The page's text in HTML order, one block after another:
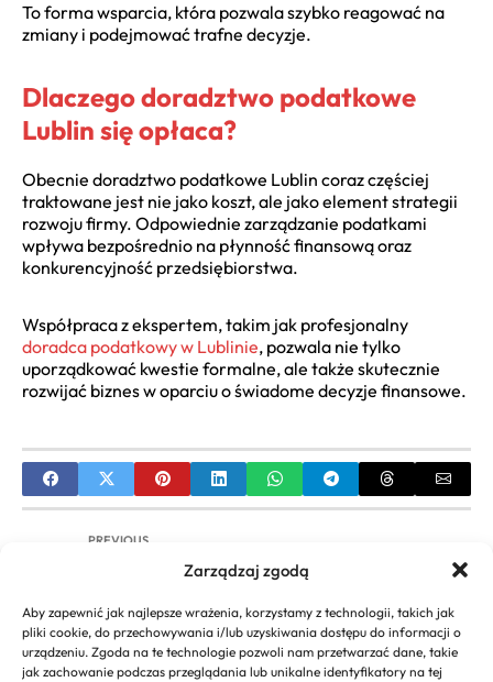
Zarządzaj zgodą
Aby zapewnić jak najlepsze wrażenia, korzystamy z technologii, takich jak
pliki cookie, do przechowywania i/lub uzyskiwania dostępu do informacji o
urządzeniu. Zgoda na te technologie pozwoli nam przetwarzać dane, takie
jak zachowanie podczas przeglądania lub unikalne identyfikatory na tej
To forma wsparcia, która pozwala szybko reagować na
zmiany i podejmować trafne decyzje.
Dlaczego doradztwo podatkowe
Lublin się opłaca?
Obecnie doradztwo podatkowe Lublin coraz częściej
traktowane jest nie jako koszt, ale jako element strategii
rozwoju firmy. Odpowiednie zarządzanie podatkami
wpływa bezpośrednio na płynność finansową oraz
konkurencyjność przedsiębiorstwa.
Współpraca z ekspertem, takim jak profesjonalny
doradca podatkowy w Lublinie, pozwala nie tylko
uporządkować kwestie formalne, ale także skutecznie
rozwijać biznes w oparciu o świadome decyzje finansowe.
PREVIOUS
Transport towarów z Turcji – na co zwrócić uwagę
NEXT